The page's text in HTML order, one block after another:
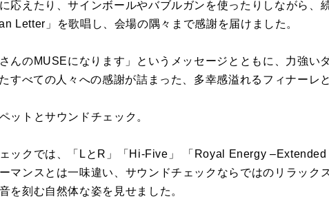
応えたり、サインボールやバブルガンを使ったりしながら、
Letter」を歌唱し、会場の隅々まで感謝を届けました。
んのMUSEになります」というメッセージとともに、力強い
すべての人々への感謝が詰まった、多幸感溢れるフィナーレ
ットとサウンドチェック。
ックでは、「LとR」「Hi-Five」 「Royal Energy –Extended
マンスとは一味違い、サウンドチェックならではのリラック
を刻む自然体な姿を見せました。